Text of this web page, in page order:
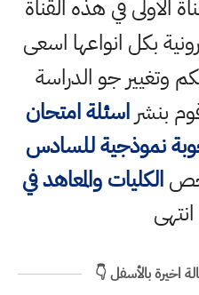
الاولى في هذه القناة
بكل انواعها اسعى
وتغيير جو الدراسة
بنشراسئلة امتحان
نموذجية للسادس
الكليات والمعاهد في
انتهى
اخيرة بالأسفل 👇